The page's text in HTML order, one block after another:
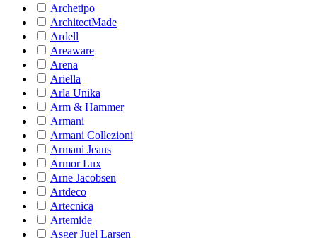
Archetipo
ArchitectMade
Ardell
Areaware
Arena
Ariella
Arla Unika
Arm & Hammer
Armani
Armani Collezioni
Armani Jeans
Armor Lux
Arne Jacobsen
Artdeco
Artecnica
Artemide
Asger Juel Larsen